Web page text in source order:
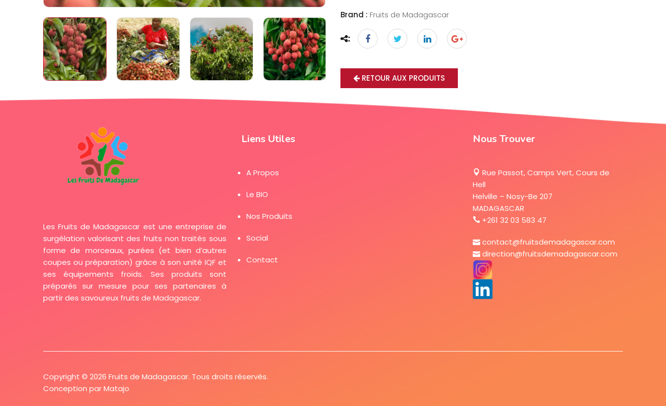
Brand : Fruits de Madagascar
RETOUR AUX PRODUITS
Les Fruits de Madagascar est une entreprise de
surgélation valorisant des fruits non traités sous
forme de morceaux, purées (et bien d’autres
coupes ou préparation) grâce à son unité IQF et
ses équipements froids. Ses produits sont
préparés sur mesure pour ses partenaires à
partir des savoureux fruits de Madagascar.
Liens Utiles
A Propos
Le BIO
Nos Produits
Social
Contact
Nous Trouver
Rue Passot, Camps Vert, Cours de
Hell
Helville – Nosy-Be 207
MADAGASCAR
+261 32 03 583 47
contact@fruitsdemadagascar.com
direction@fruitsdemadagascar.com
Copyright © 2026 Fruits de Madagascar. Tous droits réservés.
Conception parMatajo